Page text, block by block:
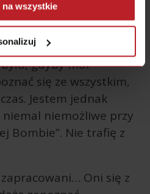
na wszystkie
gdyby moi
się ze wszystkim,
Jestem jednak
niemożliwe przy
Bombie”. Nie trafię z
Oni się z